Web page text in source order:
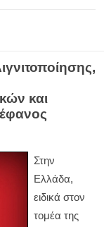
και
Στην
Ελλάδα,
ειδικά στον
τομέα της